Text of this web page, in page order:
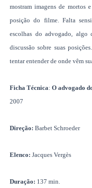
mostram imagens de mortos
posição do filme. Falta
escolhas do advogado, algo
discussão sobre suas
tentar entender de onde vêm
Ficha Técnica: O advogado
2007
Direção: Barbet Schroeder
Elenco: Jacques Vergès
Duração: 137 min.